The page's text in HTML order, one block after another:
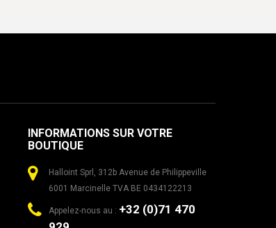
INFORMATIONS SUR VOTRE
BOUTIQUE
Halloint Sprl, 312b Avenue de Philippeville
6001 Marcinelle TVA BE 0434122213
Appelez-nous au : +32 (0)71 470